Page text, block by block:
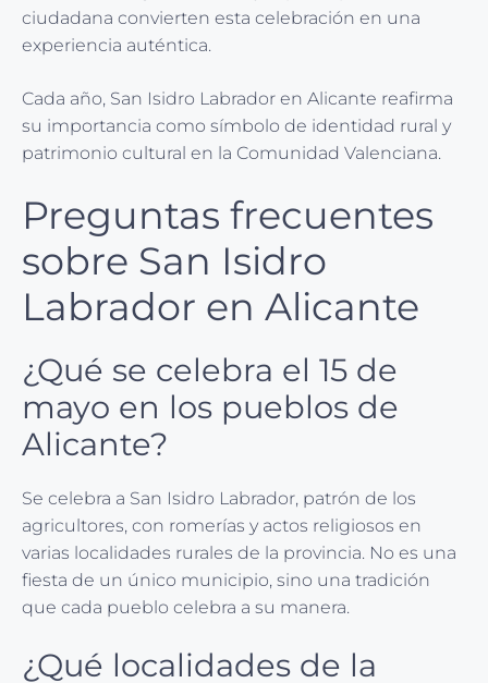
ciudadana convierten esta celebración en una
experiencia auténtica.
Cada año, San Isidro Labrador en Alicante reafirma
su importancia como símbolo de identidad rural y
patrimonio cultural en la Comunidad Valenciana.
Preguntas frecuentes
sobre San Isidro
Labrador en Alicante
¿Qué se celebra el 15 de
mayo en los pueblos de
Alicante?
Se celebra a San Isidro Labrador, patrón de los
agricultores, con romerías y actos religiosos en
varias localidades rurales de la provincia. No es una
fiesta de un único municipio, sino una tradición
que cada pueblo celebra a su manera.
¿Qué localidades de la